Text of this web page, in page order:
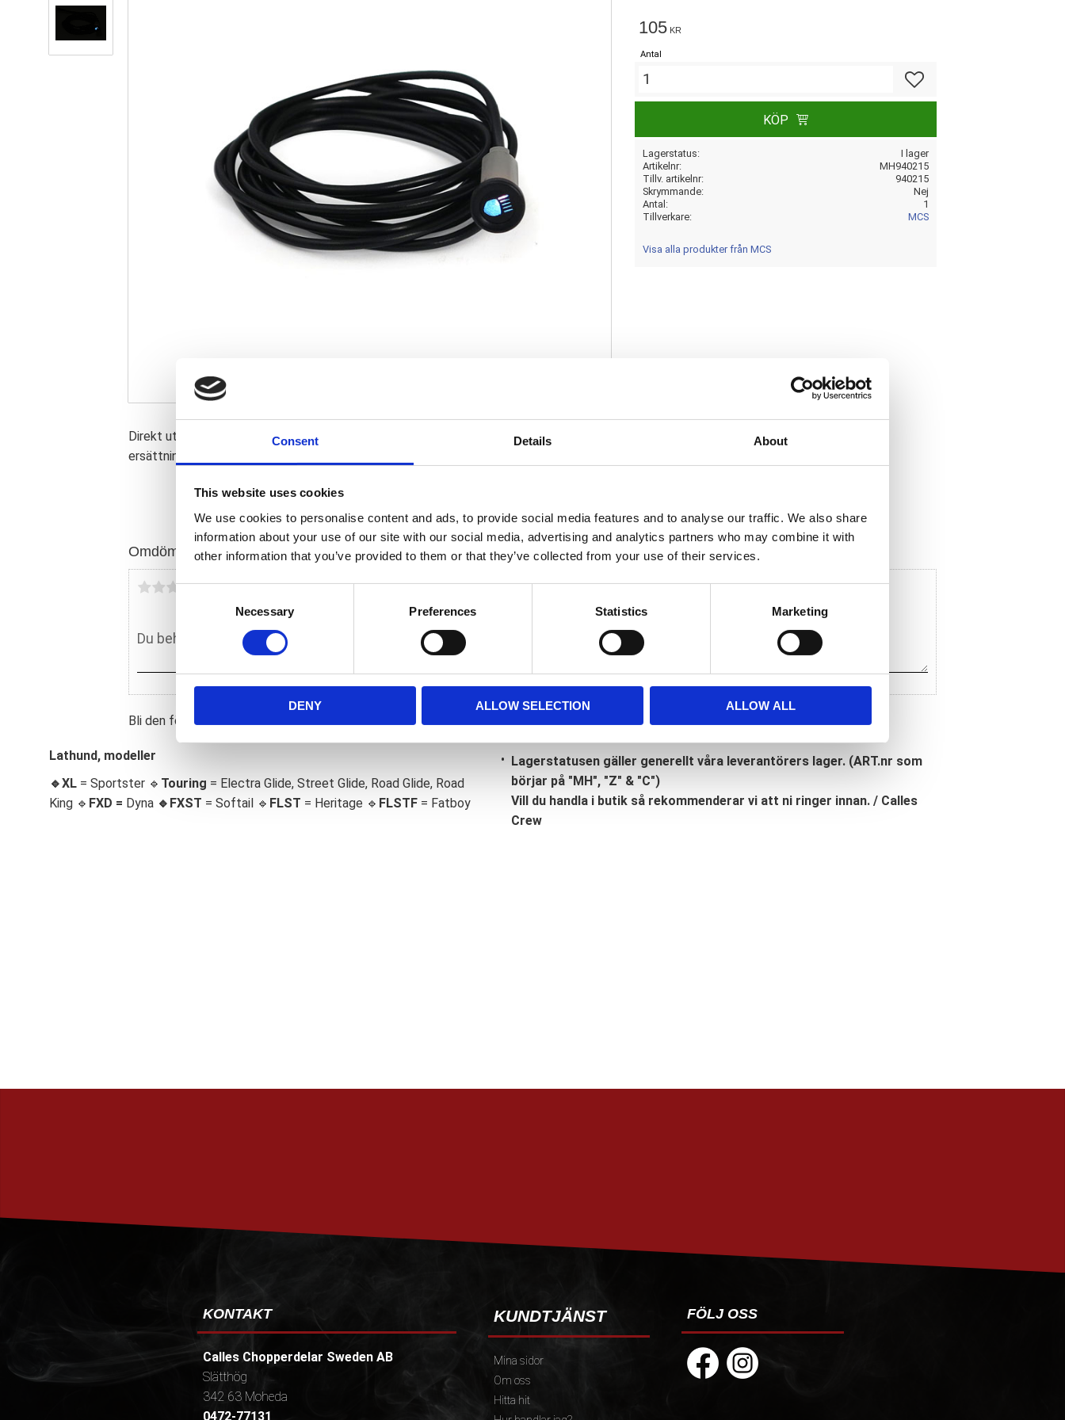
Consent Details About
This website uses cookies
We use cookies to personalise content and ads, to provide social media features and to analyse our traffic. We also share
information about your use of our site with our social media, advertising and analytics partners who may combine it with
other information that you’ve provided to them or that they’ve collected from your use of their services.
C
S
e
e
c
Necessary Preferences Statistics Marketing
DENY ALLOW SELECTION ALLOW ALL
105 KR
Antal
KÖP
Lagerstatus
I lager
Artikelnr
MH940215
Tillv. artikelnr
940215
Skrymmande
Nej
Antal
1
Tillverkare
MCS
Visa alla produkter från MCS
Direkt utbyte indikator ljus för 3/8" diameter ljus. Innehåller elektriska ledningar. OEM-
ersättning referens OEM 68023-92A.
Dela med dig
c
b
o
Omdömen
Du
Bli den första att lämna ett omdöme.
Lathund, modeller
🔹XL = Sportster 🔹 Touring = Electra Glide, Street Glide, Road Glide, Road
King 🔹 FXD = Dyna 🔹 FXST = Softail 🔹 FLST = Heritage 🔹 FLSTF = Fatboy
Lagerstatusen gäller generellt våra leverantörers lager. (ART.nr som
börjar på "MH", "Z" & "C")
Vill du handla i butik så rekommenderar vi att ni ringer innan. / Calles
Crew
KONTAKT
Calles Chopperdelar Sweden AB
Slätthög
342 63 Moheda
0472-77131
KUNDTJÄNST
Mina sidor
Om oss
Hitta hit
FÖLJ OSS